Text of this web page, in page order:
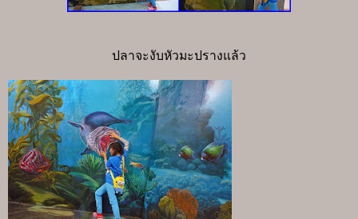
ปลาจะงับหัวมะปรางแล้ว